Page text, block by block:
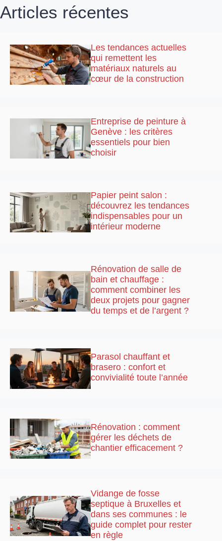
Articles récentes
Les tendances actuelles
qui remettent les
matériaux naturels au
cœur de la construction
Entreprise de peinture à
Genève : les critères
essentiels pour bien
choisir
Papier peint salon :
découvrez les tendances
indispensables pour un
intérieur moderne
Rénovation de salle de
bain et chauffage :
comment combiner les
deux projets pour gagner
du temps et de l’argent ?
Parasol chauffant et
brasero : confort et
convivialité toute l’année
Rénovation : comment
gérer les déchets de
chantier efficacement ?
Vidange de fosse
septique à Bruxelles et
dans ses communes : le
guide complet pour rester
en règle